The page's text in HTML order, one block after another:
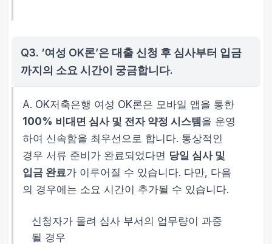
Q3. ‘여성 OK론’은 대출 신청 후 심사부터 입금
까지의 소요 시간이 궁금합니다.
A. OK저축은행 여성 OK론은 모바일 앱을 통한
100% 비대면 심사 및 전자 약정 시스템을 운영
하여 신속함을 최우선으로 합니다. 통상적인
경우 서류 준비가 완료되었다면 당일 심사 및
입금 완료가 이루어질 수 있습니다. 다만, 다음
의 경우에는 소요 시간이 추가될 수 있습니다.
신청자가 몰려 심사 부서의 업무량이 과중
될 경우